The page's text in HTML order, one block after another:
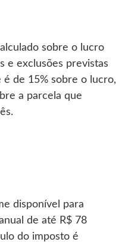
sobre o lucro
e exclusões previstas
é de 15% sobre o lucro,
a parcela que
disponível para
de até R$ 78
do imposto é